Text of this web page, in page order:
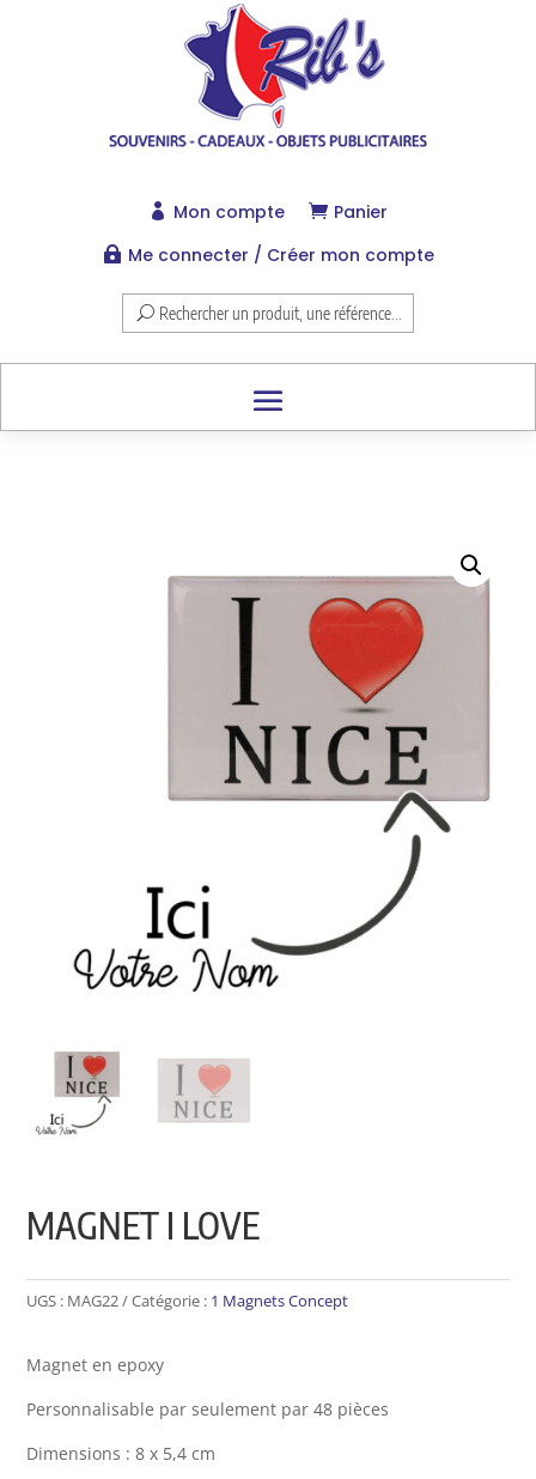
 Mon compte  Panier
 Me connecter / Créer mon compte
Rechercher un produit, une référence...
MAGNET I LOVE
UGS : MAG22 Catégorie : 1 Magnets Concept
Magnet en epoxy
Personnalisable par seulement par 48 pièces
Dimensions : 8 x 5,4 cm